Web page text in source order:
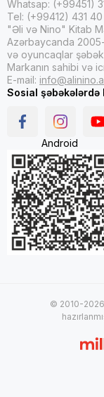
Whatsap: (+99451)
Tel: (+99412) 431
"Əli və Nino" Kitab
Azərbaycanda
və oyuncaqlar
Markanın sahibi və
E-mail:
Sosial şəbəkələrdə
Android
© 2010-2026